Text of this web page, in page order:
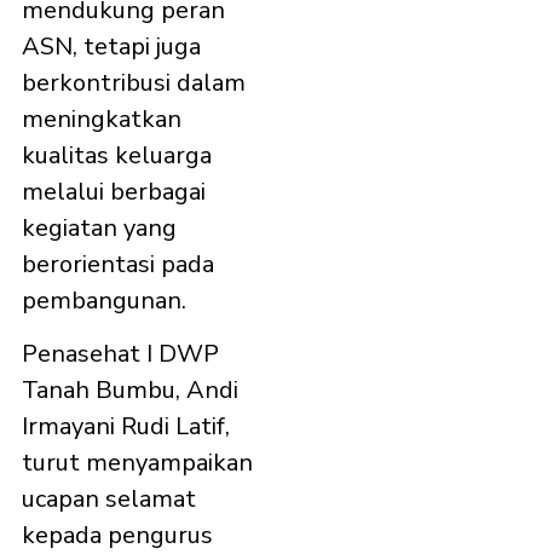
mendukung peran
ASN, tetapi juga
berkontribusi dalam
meningkatkan
kualitas keluarga
melalui berbagai
kegiatan yang
berorientasi pada
pembangunan.
Penasehat I DWP
Tanah Bumbu, Andi
Irmayani Rudi Latif,
turut menyampaikan
ucapan selamat
kepada pengurus